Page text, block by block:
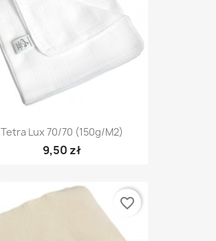
Tetra Lux 70/70 (150g/m2)
9,50 zł
favorite_border